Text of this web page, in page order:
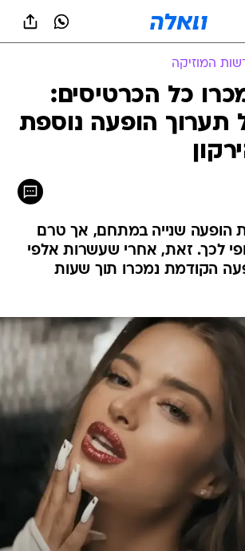
המוזיקה
כל הכרטיסים:
תערוך הופעה נוספת
הופעה שנייה במתחם, אך טרם
לכך. זאת, אחרי שעשרות אלפי
הקודמת נמכרו תוך שעות